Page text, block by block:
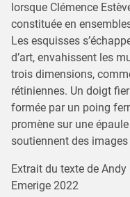
lorsque Clémence
constituée en
Les esquisses
d’art, envahissent les
trois dimensions,
rétiniennes. Un doigt
formée par un poing
promène sur une
soutiennent des images
Extrait du texte de
Emerige 2022